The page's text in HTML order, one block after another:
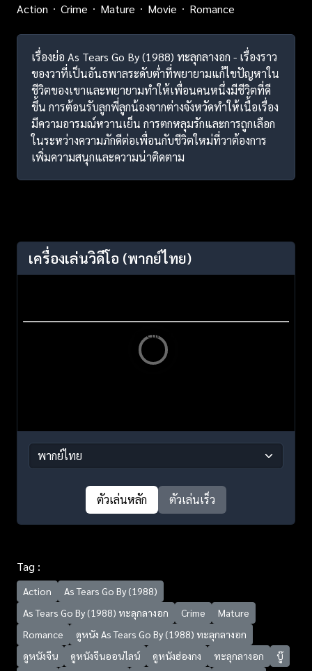
Action
Crime Mature Movie Romance
เรื่องย่อ As Tears Go By (1988) ทะลุกลางอก - เรื่องราว
ของวาที่เป็นอันธพาลระดับต่ำที่พยายามแก้ไขปัญหาใน
ชีวิตของเขาและพยายามทำให้เพื่อนคนหนึ่งมีชีวิตที่ดี
ขึ้น การต้อนรับลูกพี่ลูกน้องจากต่างจังหวัดทำให้เนื้อเรื่อง
มีความอารมณ์หวานเย็น การตกหลุมรักและการถูกเลือก
ในระหว่างความภักดีต่อเพื่อนกับชีวิตใหม่ที่วาต้องการ
เพิ่มความสนุกและความน่าติดตาม
เครื่องเล่นวิดีโอ (พากย์ไทย)
ตัวเล่นหลัก ตัวเล่นเร็ว
Tag :
Action
As Tears Go By (1988)
As Tears Go By (1988) ทะลุกลางอก
Crime
Mature
Romance
ดูหนัง As Tears Go By (1988) ทะลุกลางอก
ดูหนังจีน
ดูหนังจีนออนไลน์ ดูหนังฮ่องกง ทะลุกลางอก
บู๊